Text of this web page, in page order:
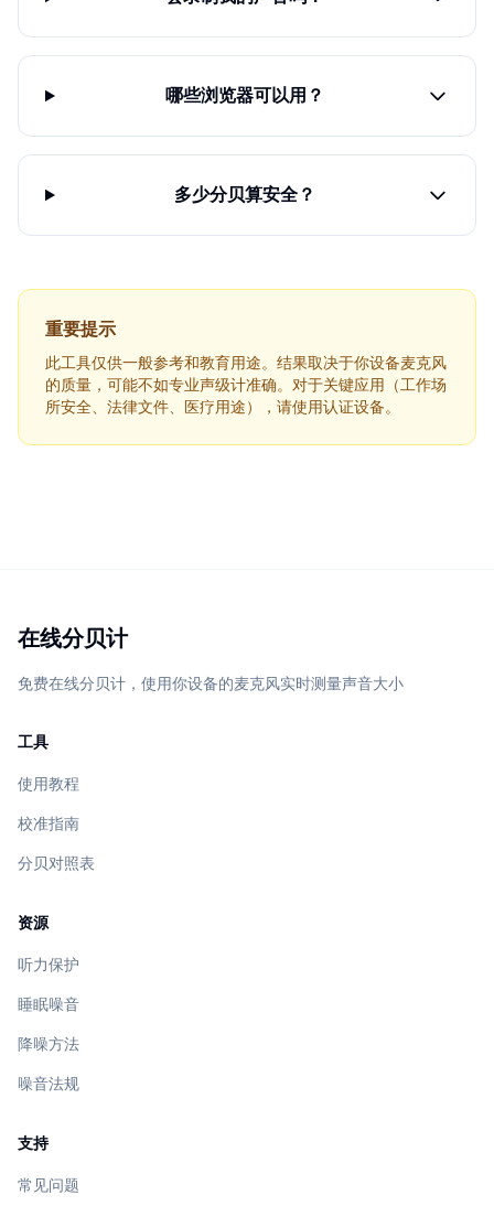
哪些浏览器可以用？
多少分贝算安全？
重要提示
此工具仅供一般参考和教育用途。结果取决于你设备麦克风
的质量，可能不如专业声级计准确。对于关键应用（工作场
所安全、法律文件、医疗用途），请使用认证设备。
在线分贝计
免费在线分贝计，使用你设备的麦克风实时测量声音大小
工具
使用教程
校准指南
分贝对照表
资源
听力保护
睡眠噪音
降噪方法
噪音法规
支持
常见问题